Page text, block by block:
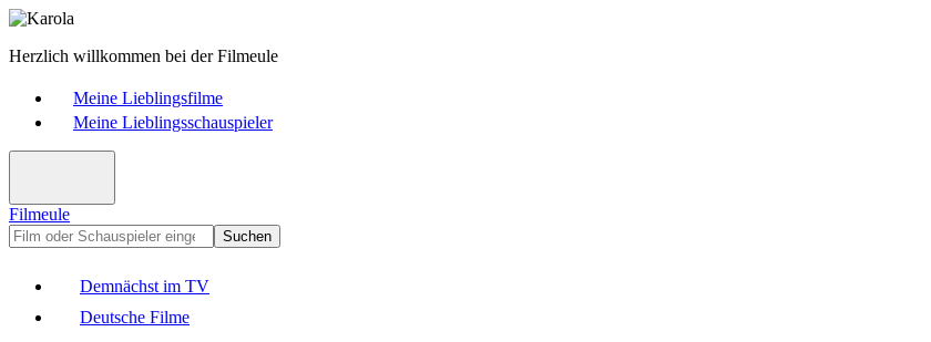
Herzlich willkommen bei der Filmeule
Meine Lieblingsfilme
Meine Lieblingsschauspieler
Filmeule
Suchen
Demnächst im TV
Deutsche Filme